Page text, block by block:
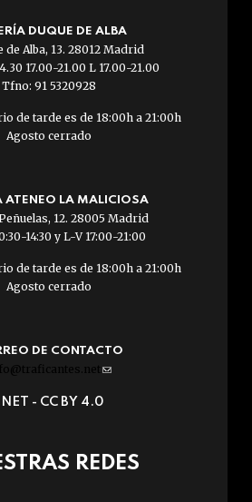
DUQUE DE ALBA
de Alba, 13. 28012 Madrid
17.00-21.00 L 17.00-21.00
Tfno: 91 5320928
de tarde es de 18:00h a 21:00h
Agosto cerrado
ATENEO LA MALICIOSA
12. 28005 Madrid
14:30 y L-V 17:00-21:00
de tarde es de 18:00h a 21:00h
Agosto cerrado
DE CONTACTO
(link
e-
- CC BY 4.0
REDES